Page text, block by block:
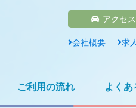
アクセス
会社概要 求
ご利用の流れ よくあ